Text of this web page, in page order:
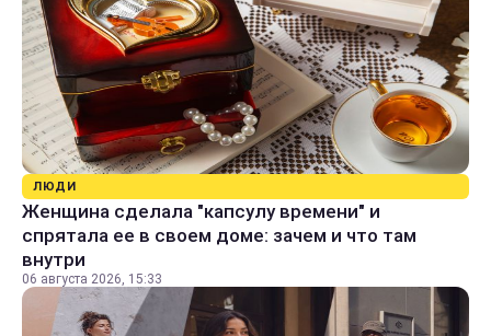
ЛЮДИ
Женщина сделала "капсулу времени" и
спрятала ее в своем доме: зачем и что там
внутри
06 августа 2026, 15:33